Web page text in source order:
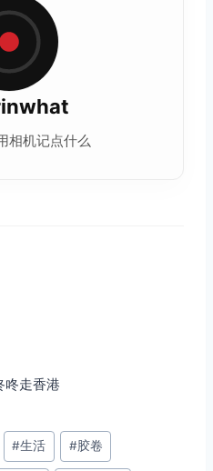
相机记点什么
咚走香港
#生活 #胶卷